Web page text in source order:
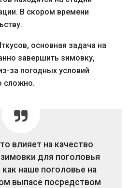
В скором времени
основная задача на
завершить зимовку,
за погодных условий
сложно.
влияет на качество
для поголовья
наше поголовье на
выпасе посредством